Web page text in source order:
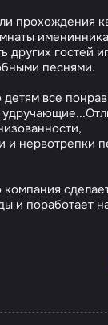
прохождения
других гостей
песнями.
все
и нервотрепки
и поработает